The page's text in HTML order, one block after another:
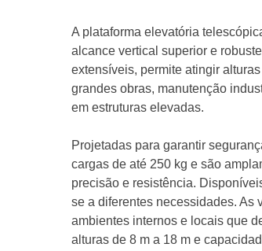
A plataforma elevatória
alcance vertical superior e
extensíveis, permite atingir
grandes obras, manutenção
em estruturas elevadas.
Projetadas para garantir
cargas de até 250 kg e são
precisão e resistência.
se a diferentes necessidades. As
ambientes internos e locais que
alturas de 8 m a 18 m e